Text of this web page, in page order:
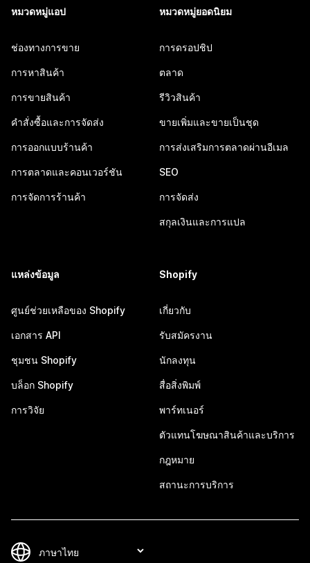
หมวดหมู่แอป
ช่องทางการขาย
การหาสินค้า
การขายสินค้า
คำสั่งซื้อและการจัดส่ง
การออกแบบร้านค้า
การตลาดและคอนเวอร์ชัน
การจัดการร้านค้า
หมวดหมู่ยอดนิยม
การดรอปชิป
ตลาด
รีวิวสินค้า
ขายเพิ่มและขายเป็นชุด
การส่งเสริมการตลาดผ่านอีเมล
SEO
การจัดส่ง
สกุลเงินและการแปล
แหล่งข้อมูล
ศูนย์ช่วยเหลือของ Shopify
เอกสาร API
ชุมชน Shopify
บล็อก Shopify
การวิจัย
Shopify
เกี่ยวกับ
รับสมัครงาน
นักลงทุน
สื่อสิ่งพิมพ์
พาร์ทเนอร์
ตัวแทนโฆษณาสินค้าและบริการ
กฎหมาย
สถานะการบริการ